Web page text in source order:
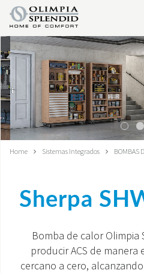
ESPAÑOL
HOME
AIRE ACONDICIONADO
CALEFACCIÓN
SISTEMAS INTEGRADOS
CONTACTA CON NOSOTROS
MONDE OS
Home Sistemas Integrados BOMBAS
Sherpa
Bomba de calor
producir ACS de manera
cercano a cero,